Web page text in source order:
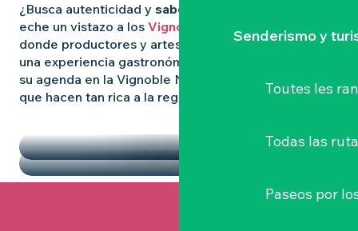
Senderismo y
Toutes les
Todas las
Paseos por
¿Busca autenticidad y sabores locales
eche un vistazo a los Vignoble Nantais Mercados
donde productores y artesanos se reúnen para vivir
una experiencia gastronómica de convivencia. Llene
su agenda en la Vignoble Nantais con las pepitas
que hacen tan rica a la región.
LOS MERCADOS